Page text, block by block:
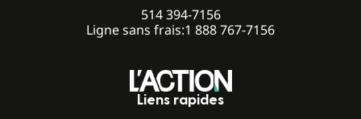
514 394-7156
Ligne sans frais:1 888 767-7156
Liens rapides